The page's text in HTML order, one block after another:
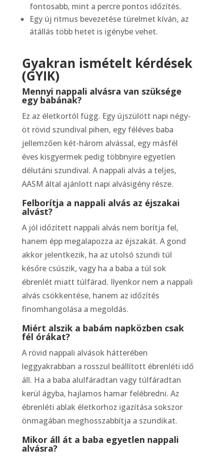
fontosabb, mint a percre pontos időzítés.
Egy új ritmus bevezetése türelmet kíván, az
átállás több hetet is igénybe vehet.
Gyakran ismételt kérdések
(GYIK)
Mennyi nappali alvásra van szüksége
egy babának?
Ez az életkortól függ. Egy újszülött napi négy-
öt rövid szundival pihen, egy féléves baba
jellemzően két-három alvással, egy másfél
éves kisgyermek pedig többnyire egyetlen
délutáni szundival. A nappali alvás a teljes,
AASM által ajánlott napi alvásigény része.
Felborítja a nappali alvás az éjszakai
alvást?
A jól időzített nappali alvás nem borítja fel,
hanem épp megalapozza az éjszakát. A gond
akkor jelentkezik, ha az utolsó szundi túl
későre csúszik, vagy ha a baba a túl sok
ébrenlét miatt túlfárad. Ilyenkor nem a nappali
alvás csökkentése, hanem az időzítés
finomhangolása a megoldás.
Miért alszik a babám napközben csak
fél órákat?
A rövid nappali alvások hátterében
leggyakrabban a rosszul beállított ébrenléti idő
áll. Ha a baba alulfáradtan vagy túlfáradtan
kerül ágyba, hajlamos hamar felébredni. Az
ébrenléti ablak életkorhoz igazítása sokszor
önmagában meghosszabbítja a szundikat.
Mikor áll át a baba egyetlen nappali
alvásra?